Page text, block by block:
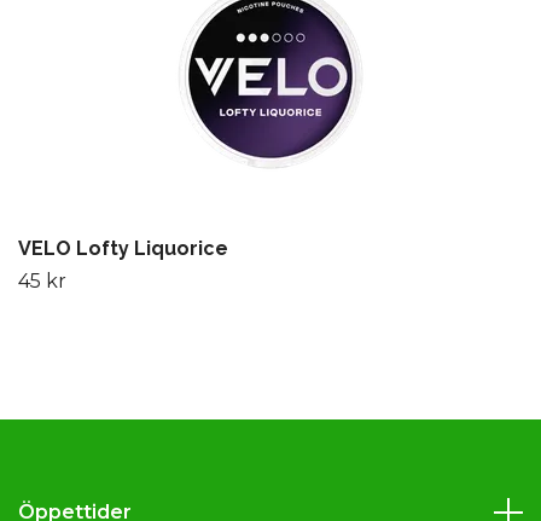
VELO Lofty Liquorice
45 kr
Öppettider